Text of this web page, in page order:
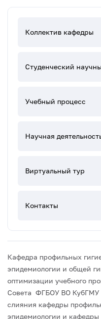
Коллектив кафедры
Студенческий
Учебный процесс
Научная
Виртуальный тур
Контакты
Кафедра профильных
эпидемиологии и общей
оптимизации учебного
Совета ФГБОУ ВО КубГМУ
слияния кафедры
эпидемиологии и кафедры